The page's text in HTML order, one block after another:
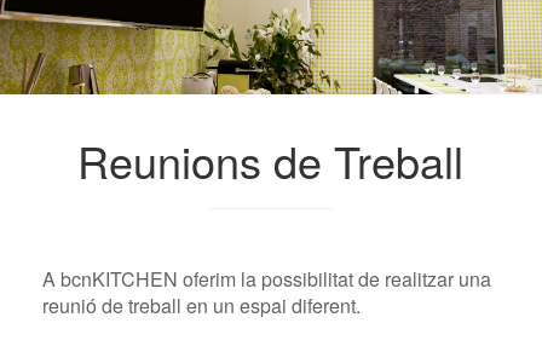
Reunions de Treball
A bcnKITCHEN oferim la possibilitatde realitzar una
reunió de treball en un espai diferent.